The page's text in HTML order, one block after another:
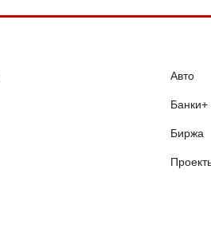
Авто
Банки+
Биржа